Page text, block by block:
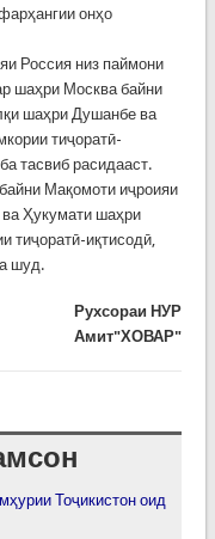
онҳо
Россия низ паймони
шаҳри Москва байни
шаҳри Душанбе ва
тиҷоратӣ-
тасвиб расидааст.
Мақомоти иҷроияи
Ҳукумати шаҳри
тиҷоратӣ-иқтисодӣ,
шуд.
Рухсораи НУР
Амит"ХОВАР"
Тоҷикистон оид